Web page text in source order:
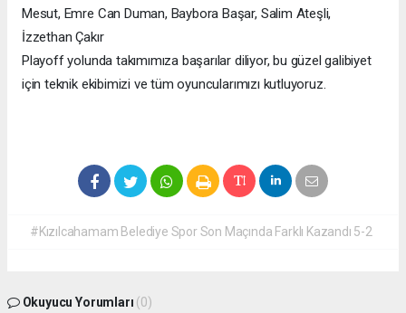
Mesut, Emre Can Duman, Baybora Başar, Salim Ateşli,
İzzethan Çakır
Playoff yolunda takımımıza başarılar diliyor, bu güzel galibiyet
için teknik ekibimizi ve tüm oyuncularımızı kutluyoruz.
#Kızılcahamam Belediye Spor Son Maçında Farklı Kazandı 5-2
Okuyucu Yorumları (0)